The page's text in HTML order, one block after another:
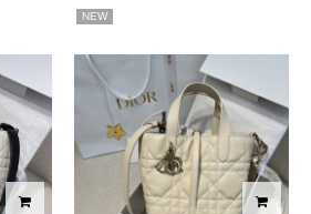
NEW